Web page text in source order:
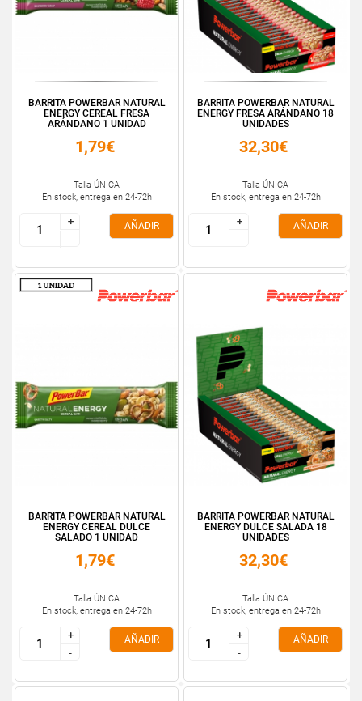
BARRITA POWERBAR NATURAL
ENERGY CEREAL FRESA
ARÁNDANO 1 UNIDAD
1,79€
Talla ÚNICA
En stock, entrega en 24-72h
+
-
+
-
AÑADIR
BARRITA POWERBAR NATURAL
ENERGY FRESA ARÁNDANO 18
UNIDADES
32,30€
Talla ÚNICA
En stock, entrega en 24-72h
+
-
+
-
AÑADIR
BARRITA POWERBAR NATURAL
ENERGY CEREAL DULCE
SALADO 1 UNIDAD
1,79€
Talla ÚNICA
En stock, entrega en 24-72h
+
-
+
-
AÑADIR
BARRITA POWERBAR NATURAL
ENERGY DULCE SALADA 18
UNIDADES
32,30€
Talla ÚNICA
En stock, entrega en 24-72h
+
-
+
-
AÑADIR